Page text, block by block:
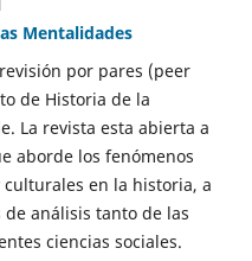
Mentalidades
por pares (peer
de Historia de la
La revista esta abierta a
aborde los fenómenos
culturales en la historia, a
análisis tanto de las
ciencias sociales.